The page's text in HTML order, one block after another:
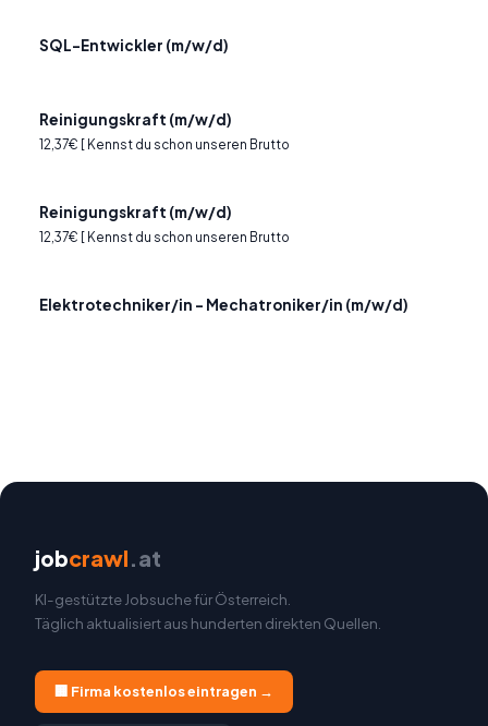
SQL-Entwickler (m/w/d)
Reinigungskraft (m/w/d)
12,37€ [ Kennst du schon unseren Brutto
Reinigungskraft (m/w/d)
12,37€ [ Kennst du schon unseren Brutto
Elektrotechniker/in - Mechatroniker/in (m/w/d)
jobcrawl.at
KI-gestützte Jobsuche für Österreich.
Täglich aktualisiert aus hunderten direkten Quellen.
🏢 Firma kostenlos eintragen →